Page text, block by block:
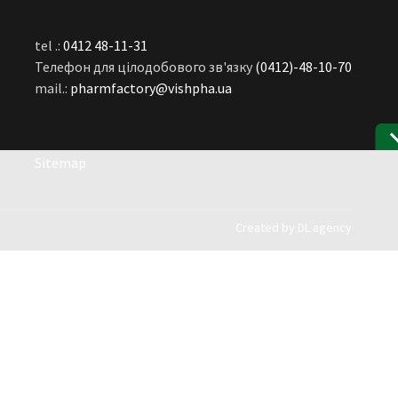
tel .: 0412 48-11-31
Телефон для цілодобового зв'язку (0412)-48-10-70
mail.: pharmfactory@vishpha.ua